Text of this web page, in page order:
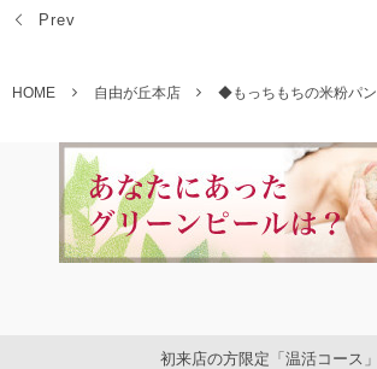
Prev
HOME 自由が丘本店 ◆もっちもちの米粉パン
初来店の方限定「温活コース」